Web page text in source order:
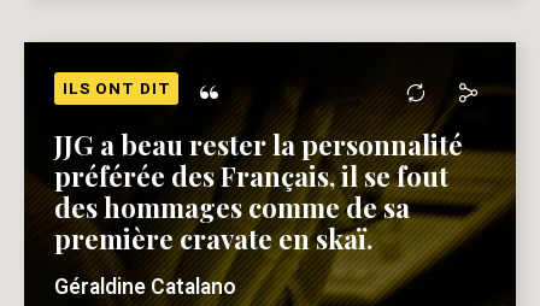
ILS ONT DIT “
JJG a beau rester la personnalité
préférée des Français, il se fout
des hommages comme de sa
première cravate en skaï.
Géraldine Catalano